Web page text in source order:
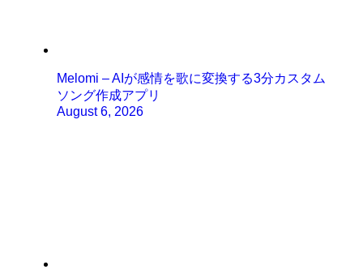
Melomi – AIが感情を歌に変換する3分カスタム
ソング作成アプリ
August 6, 2026